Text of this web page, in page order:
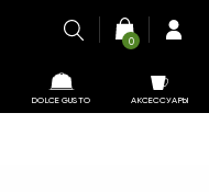
DOLCE GUSTO АКСЕССУАРЫ
0